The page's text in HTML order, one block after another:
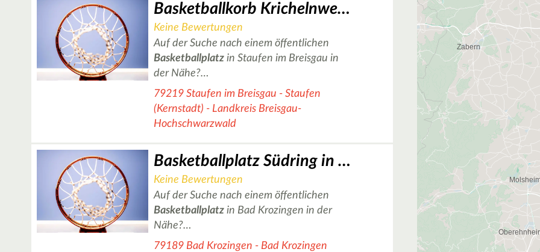
Basketballkorb Krichelnweg in Staufen im Breisgau
Keine Bewertungen
Auf der Suche nach einem öffentlichen
Basketballplatz in Staufen im Breisgau in
der Nähe?…
79219 Staufen im Breisgau - Staufen
(Kernstadt) - Landkreis Breisgau-
Hochschwarzwald
Basketballplatz Südring in Bad Krozingen
Keine Bewertungen
Auf der Suche nach einem öffentlichen
Basketballplatz in Bad Krozingen in der
Nähe?…
79189 Bad Krozingen - Bad Krozingen